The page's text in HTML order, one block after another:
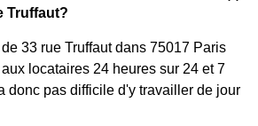
Truffaut?
de 33 rue Truffaut dans 75017 Paris
locataires 24 heures sur 24 et 7
donc pas difficile d'y travailler de jour